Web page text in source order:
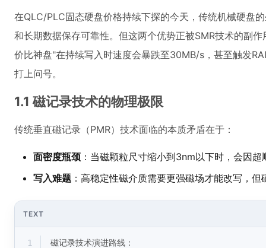
在QLC/PLC固态硬盘价格持续下探的今天，传统机械硬盘
和长期数据保存可靠性。但这两个优势正被SMR技术的副
价比神盘"在持续写入时速度会暴跌至30MB/s，甚至触发
打上问号。
1.1 磁记录技术的物理极限
传统垂直磁记录（PMR）技术面临的本质矛盾在于：
面密度瓶颈 ：当磁颗粒尺寸缩小到3nm以下时，会因
写入难题 ：高稳定性磁介质需要更强磁场才能改写，
TEXT
1
磁记录技术演进路线：